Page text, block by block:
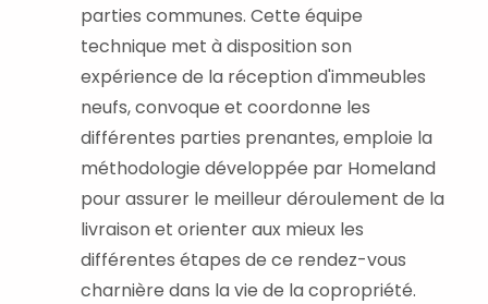
parties communes. Cette équipe
technique met à disposition son
expérience de la réception d'immeubles
neufs, convoque et coordonne les
différentes parties prenantes, emploie la
méthodologie développée par Homeland
pour assurer le meilleur déroulement de la
livraison et orienter aux mieux les
différentes étapes de ce rendez-vous
charnière dans la vie de la copropriété.